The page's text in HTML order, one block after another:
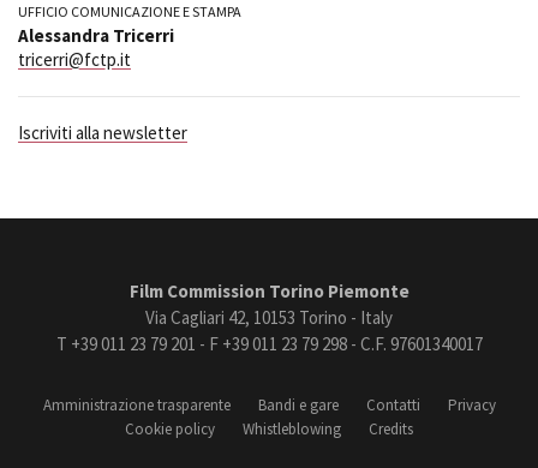
UFFICIO COMUNICAZIONE E STAMPA
Alessandra Tricerri
tricerri@fctp.it
Iscriviti alla newsletter
Film Commission Torino Piemonte
Via Cagliari 42, 10153 Torino - Italy
T +39 011 23 79 201 - F +39 011 23 79 298 - C.F. 97601340017
Amministrazione trasparente Bandi e gare Contatti
Privacy
Cookie policy
Whistleblowing Credits